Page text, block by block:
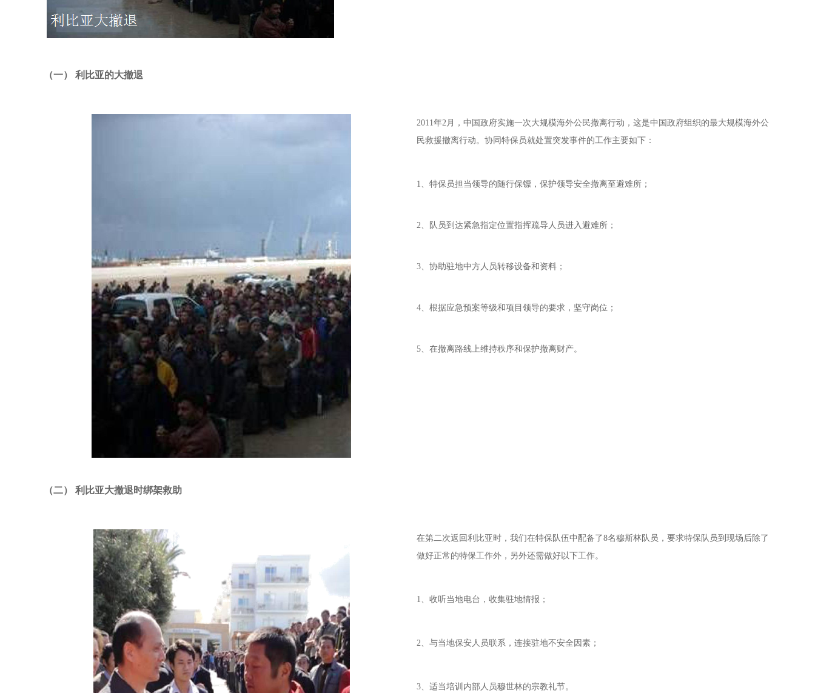
（一） 利比亚的大撤退
2011年2月，中国政府实施一次大规模海外公民撤离行动，这是中国政府组织的最大规模海外公
民救援撤离行动。协同特保员就处置突发事件的工作主要如下：
1、特保员担当领导的随行保镖，保护领导安全撤离至避难所；
2、队员到达紧急指定位置指挥疏导人员进入避难所；
3、协助驻地中方人员转移设备和资料；
4、根据应急预案等级和项目领导的要求，坚守岗位；
5、在撤离路线上维持秩序和保护撤离财产。
（二） 利比亚大撤退时绑架救助
在第二次返回利比亚时，我们在特保队伍中配备了8名穆斯林队员，要求特保队员到现场后除了
做好正常的特保工作外，另外还需做好以下工作。
1、收听当地电台，收集驻地情报；
2、与当地保安人员联系，连接驻地不安全因素；
3、适当培训内部人员穆世林的宗教礼节。